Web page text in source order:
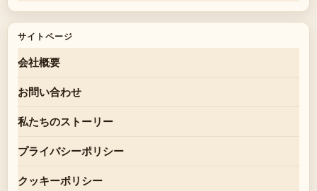
サイトページ
会社概要
お問い合わせ
私たちのストーリー
プライバシーポリシー
クッキーポリシー